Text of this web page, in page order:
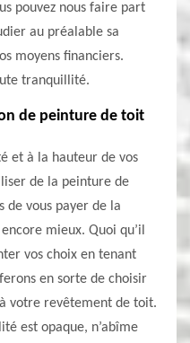
pouvez nous faire part
au préalable sa
moyens financiers.
tranquillité.
de peinture de toit
et à la hauteur de vos
de la peinture de
de vous payer de la
mieux. Quoi qu’il
vos choix en tenant
en sorte de choisir
votre revêtement de toit.
est opaque, n’abîme